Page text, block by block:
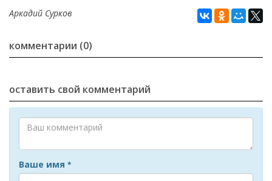
Аркадий Сурков
комментарии (0)
оставить свой комментарий
Ваше имя *